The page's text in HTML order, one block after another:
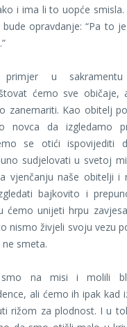
i ima li to uopće smisla.
bude opravdanje: “Pa to
u sakramentu
ćemo sve običaje,
zanemariti. Kao obitelj
novca da izgledamo
se otići ispovijediti
sudjelovati u svetoj
vjenčanju naše obitelji i
bajkovito i
ćemo unijeti hrpu
nismo živjeli svoju vezu
smeta.
na misi i molili
ali ćemo ih ipak kad
rižom za plodnost. I u